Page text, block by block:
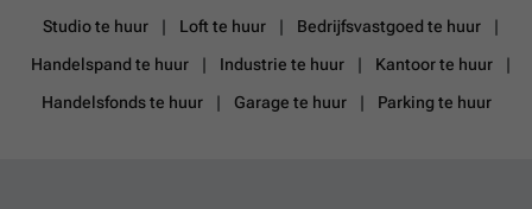
Studio te huur
Loft te huur
Bedrijfsvastgoed te huur
Handelspand te huur
Industrie te huur
Kantoor te huur
Handelsfonds te huur
Garage te huur Parking te huur